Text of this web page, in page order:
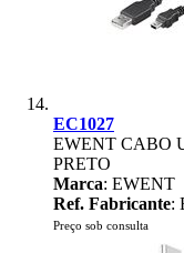
EC1027
EWENT CABO
PRETO
Marca: EWENT
Ref. Fabricante:
Preço sob consulta